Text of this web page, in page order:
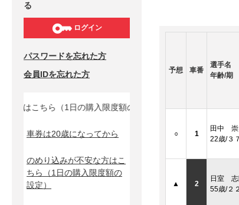
る
ログイン
パスワードを忘れた方
会員IDを忘れた方
こちら（1日の購入限度額の設定）↓
車券は20歳になってから
のめり込みが不安な方はこ
ちら
（1日の購入限度額の
設定）
予想 車番
選手名
年齢/期
○ 1
田中 崇
22歳/３
▲ 2
日室 志
55歳/２